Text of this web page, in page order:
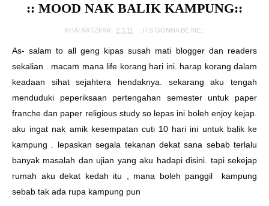
:: MOOD NAK BALIK KAMPUNG::
KHAI ARTZFAR 2.3.11 ::ITS GONNA BE ME::
As- salam to all geng kipas susah mati blogger dan readers
sekalian . macam mana life korang hari ini. harap korang dalam
keadaan sihat sejahtera hendaknya. sekarang aku tengah
menduduki peperiksaan pertengahan semester untuk paper
franche dan paper religious study so lepas ini boleh enjoy kejap.
aku ingat nak amik kesempatan cuti 10 hari ini untuk balik ke
kampung . lepaskan segala tekanan dekat sana sebab terlalu
banyak masalah dan ujian yang aku hadapi disini. tapi sekejap
rumah aku dekat kedah itu , mana boleh panggil kampung
sebab tak ada rupa kampung pun